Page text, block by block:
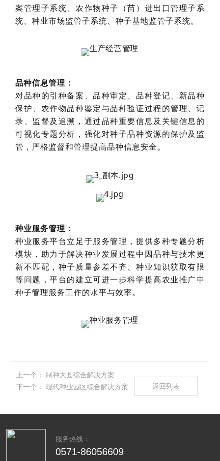
案管理子系统、农作物种子（苗）进出口管理子系
统、种业市场监管子系统、种子基地监管子系统。
品种信息管理：
对品种的引种备案、品种审定、品种登记、新品种
保护、农作物品种鉴定与品种验证过程的管理、记
录、监督及追溯，通过品种重要信息及关键信息的
可视化专题分析，强化对种子品种资源的保护及监
管，严格监督和管理提高品种信息安全。
种业服务管理：
种业服务平台立足于服务管理，提供多种专题分析
模块，助力于解决种业发展过程中因品种与技术更
新不匹配，种子质量参差不齐、种业知识获取有限
等问题，平台的建立可进一步科学提高农业推广中
种子管理服务工作的水平与效率。
上一个：
制种大县综合解决方案
下一个：
现代种业园区综合解决方案 返回列表
服务热线：
0571-86056609